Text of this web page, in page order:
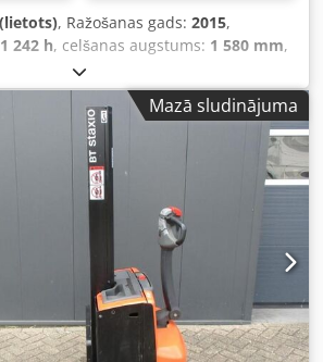
, Ražošanas gads: 2015,
1 242 h, celšanas augstums: 1 580 mm,
, degvielas veids:
mm, kopējais augstums:1 860 mm,
760 kg Pacelšanas kapacitāte: 2000
ŠŪNAS 24 V 2PzB 180 Ah ar
iebūvēts 220 V augstfrekvences
sākotnējais pacelšanas
jauda apakšējām dakšām 2000 kg,
dakšām 800 kg, dakšu izmēri 1150
riteņi. Dedszqd N Uopfx Ab Tewa
Mazā sludinājuma